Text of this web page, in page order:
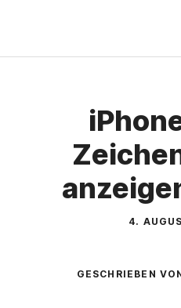
springen
4.
GESCHRIEBEN